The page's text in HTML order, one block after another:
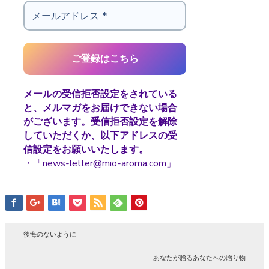
メールの受信拒否設定をされている
と、メルマガをお届けできない場合
がございます。受信拒否設定を解除
していただくか、以下アドレスの受
信設定をお願いいたします。
・「news-letter@mio-aroma.com」
後悔のないように
あなたが贈るあなたへの贈り物